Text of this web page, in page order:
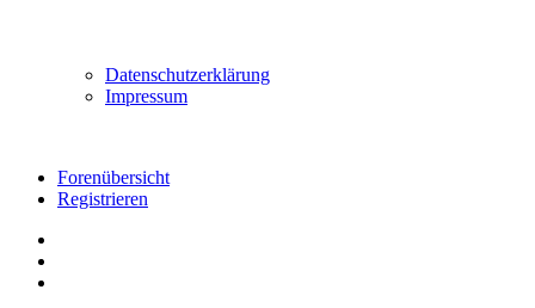
Datenschutzerklärung
Impressum
Forenübersicht
Registrieren